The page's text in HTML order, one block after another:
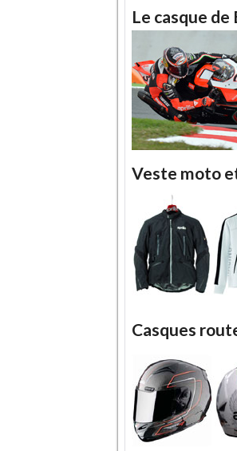
à
un
ami
Le casque de
Veste moto
Casques